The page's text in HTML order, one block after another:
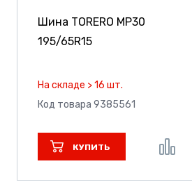
Шина TORERO MP30
195/65R15
На складе > 16 шт.
Код товара 9385561
КУПИТЬ